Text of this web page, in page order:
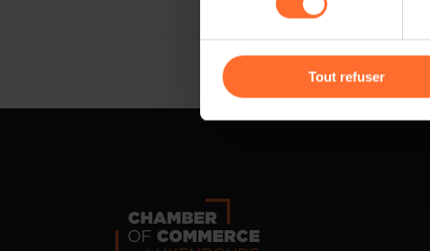
cas de refus de tous les
gauche de chaque page.
Tout refuser